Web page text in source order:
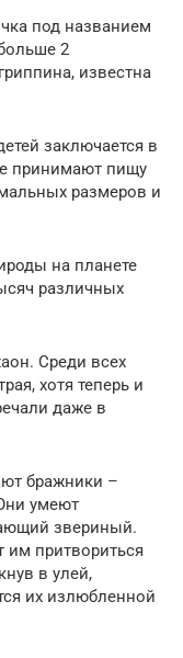
под названием
2
известна
заключается в
принимают пищу
размеров и
на планете
различных
Среди всех
хотя теперь и
даже в
бражники –
умеют
звериный.
им притвориться
в улей,
их излюбленной